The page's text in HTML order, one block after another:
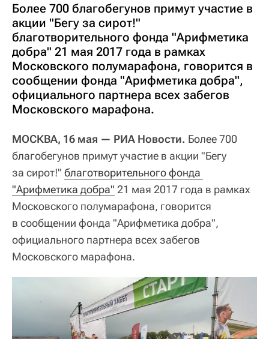
Более 700 благобегунов примут участие в
акции "Бегу за сирот!"
благотворительного фонда "Арифметика
добра" 21 мая 2017 года в рамках
Московского полумарафона, говорится в
сообщении фонда "Арифметика добра",
официального партнера всех забегов
Московского марафона.
МОСКВА, 16 мая — РИА Новости. Более 700
благобегунов примут участие в акции "Бегу
за сирот!" благотворительного фонда
"Арифметика добра" 21 мая 2017 года в рамках
Московского полумарафона, говорится
в сообщении фонда "Арифметика добра",
официального партнера всех забегов
Московского марафона.